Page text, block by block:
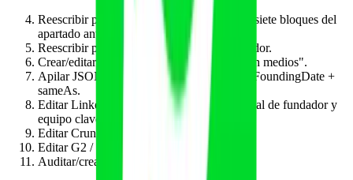
Reescribir página "Sobre nosotros" con los siete bloques del
apartado anterior.
Reescribir página "Equipo" y bio del fundador.
Crear/editar página "Press" o "Menciones en medios".
Apilar JSON-LD Organization + Person + FoundingDate +
sameAs.
Editar LinkedIn empresa + LinkedIn personal de fundador y
equipo clave.
Editar Crunchbase si existe; crearlo si no.
Editar G2 / Capterra / GetApp vendor info.
Auditar/crear Wikidata item si no existe.